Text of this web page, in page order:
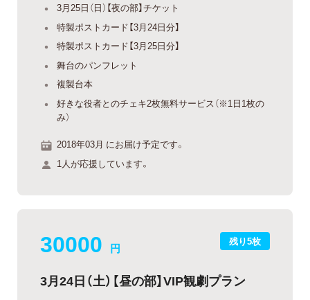
3月25日（日）【夜の部】チケット
特製ポストカード【3月24日分】
特製ポストカード【3月25日分】
舞台のパンフレット
複製台本
好きな役者とのチェキ2枚無料サービス（※1日1枚の
み）
2018年03月 にお届け予定です。
1人が応援しています。
残り5枚
30000 円
3月24日（土）【昼の部】VIP観劇プラン